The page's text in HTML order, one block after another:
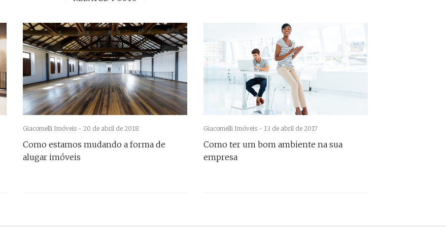
Giacomelli Imóveis - 20 de abril de 2018
Como estamos mudando a forma de
alugar imóveis
Giacomelli Imóveis - 13 de abril de 2017
Como ter um bom ambiente na sua
empresa